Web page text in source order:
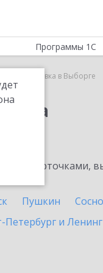
Программы 1С
1С:Доставка в Выборге
карточками,
Пушкин
Петербург и